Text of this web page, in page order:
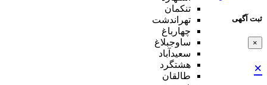
ثبت آگهی
×
×
تنکمان
تهراندشت
چهارباغ
ساوجبلاغ
سعیدآباد
هشتگرد
طالقان